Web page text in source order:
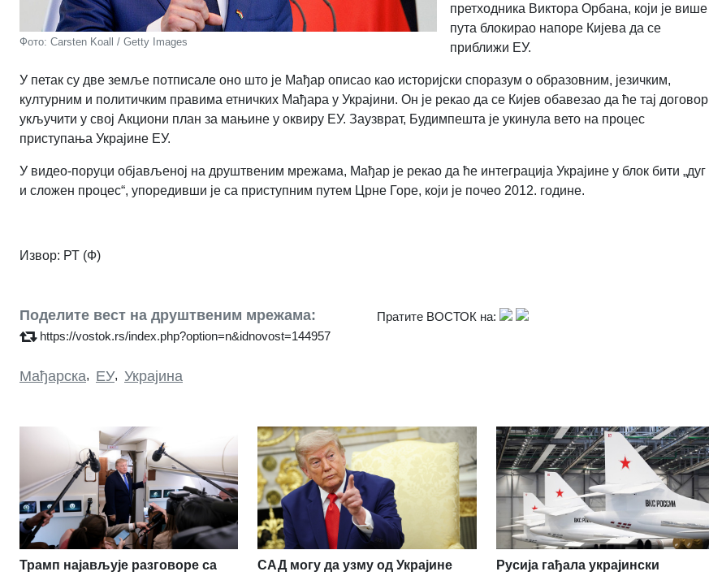
Фото: Carsten Koall / Getty Images
претходника Виктора Орбана, који је више
пута блокирао напоре Кијева да се
приближи ЕУ.
У петак су две земље потписале оно што је Мађар описао као историјски споразум о образовним, језичким,
културним и политичким правима етничких Мађара у Украјини. Он је рекао да се Кијев обавезао да ће тај договор
укључити у свој Акциони план за мањине у оквиру ЕУ. Заузврат, Будимпешта је укинула вето на процес
приступања Украјине ЕУ.
У видео-поруци објављеној на друштвеним мрежама, Мађар је рекао да ће интеграција Украјине у блок бити „дуг
и сложен процес“, упоредивши је са приступним путем Црне Горе, који је почео 2012. године.
Извор: РТ (Ф)
Поделите вест на друштвеним мрежама:
https://vostok.rs/index.php?option=n&idnovost=144957
Пратите ВОСТОК на:
Мађарска, ЕУ, Украјина
Трамп најављује разговоре са
САД могу да узму од Украјине
Русија гађала украјински